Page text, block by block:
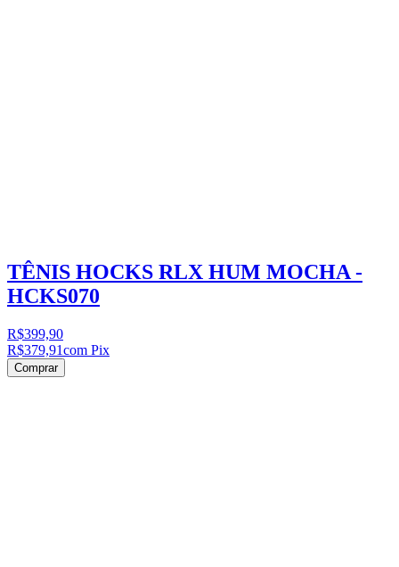
TÊNIS HOCKS RLX HUM MOCHA -
HCKS070
R$399,90
R$379,91com Pix
Comprar